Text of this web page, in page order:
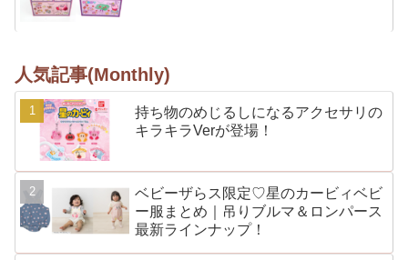
人気記事(Monthly)
持ち物のめじるしになるアクセサリの
キラキラVerが登場！
ベビーザらス限定♡星のカービィベビ
ー服まとめ｜吊りブルマ＆ロンパース
最新ラインナップ！